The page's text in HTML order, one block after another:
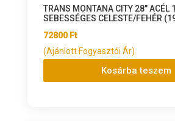
TRANS MONTANA CITY 28″ ACÉL 1
SEBESSÉGES CELESTE/FEHÉR
72800 Ft
(Ajánlott Fogyasztói Ár)
Kosárba teszem